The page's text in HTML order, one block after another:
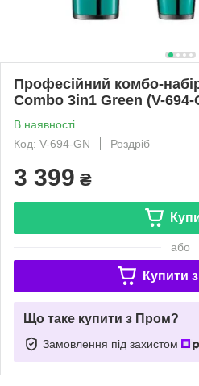
Професійний комбо-
Combo 3in1 Green (V-694-
В наявності
Код: V-694-GN
Роздріб
3 399 ₴
або
Купити з
Що таке купити з Пром?
Замовлення під захистом